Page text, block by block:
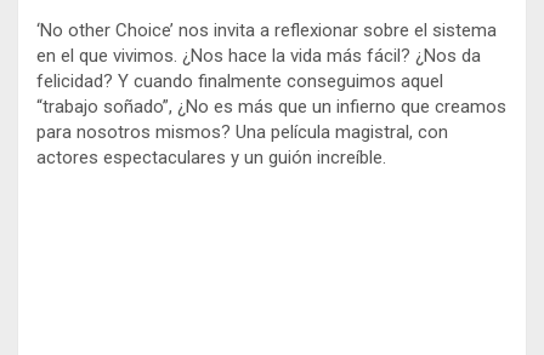
‘No other Choice’ nos invita a reflexionar sobre el sistema
en el que vivimos. ¿Nos hace la vida más fácil? ¿Nos da
felicidad? Y cuando finalmente conseguimos aquel
“trabajo soñado”, ¿No es más que un infierno que creamos
para nosotros mismos? Una película magistral, con
actores espectaculares y un guión increíble.